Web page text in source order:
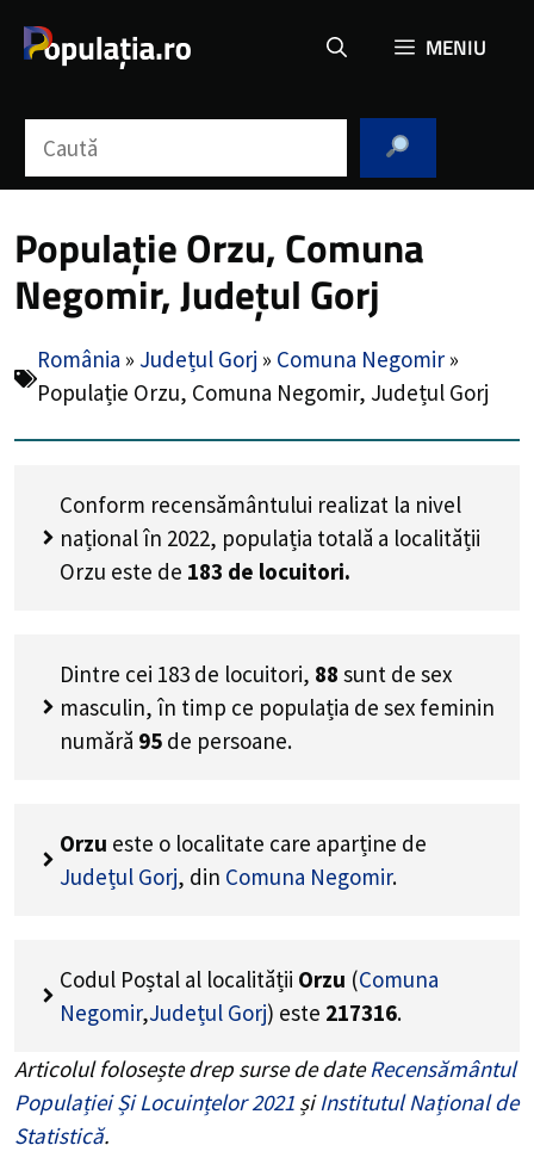
MENIU
Populație Orzu, Comuna
Negomir, Județul Gorj
România » Județul Gorj » Comuna Negomir »
Populație Orzu, Comuna Negomir, Județul Gorj
Conform recensământului realizat la nivel
național în 2022, populația totală a localității
Orzu este de 183 de locuitori.
Dintre cei 183 de locuitori, 88 sunt de sex
masculin, în timp ce populația de sex feminin
numără 95 de persoane.
Orzu este o localitate care aparține de
Județul Gorj, din Comuna Negomir.
Codul Poștal al localității Orzu (Comuna
Negomir,Județul Gorj) este 217316.
Articolul folosește drep surse de dateRecensământul
Populației Și Locuințelor 2021 șiInstitutul Național de
Statistică.